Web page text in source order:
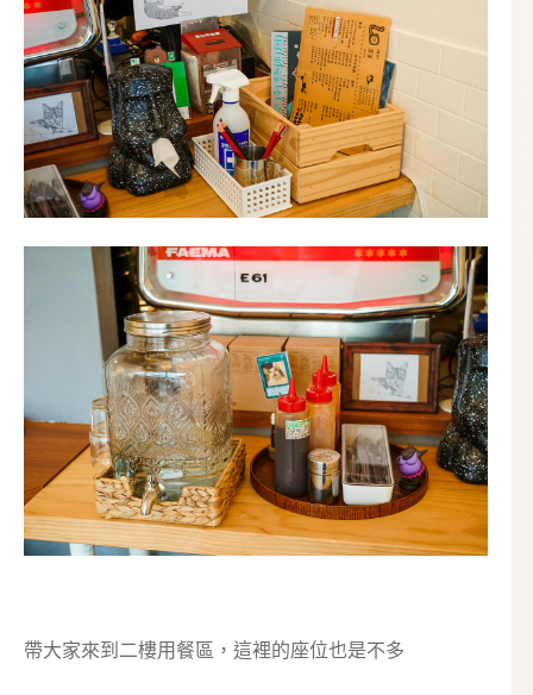
帶大家來到二樓用餐區，這裡的座位也是不多